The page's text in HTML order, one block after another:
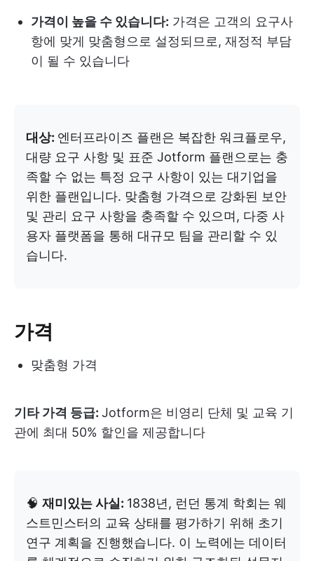
가격이 높을 수 있습니다: 가격은 고객의 요구사
항에 맞게 맞춤형으로 설정되므로, 재정적 부담
이 될 수 있습니다
대상: 엔터프라이즈 플랜은 복잡한 워크플로우,
대량 요구 사항 및 표준 Jotform 플랜으로는 충
족할 수 없는 특정 요구 사항이 있는 대기업을
위한 플랜입니다. 맞춤형 가격으로 강화된 보안
및 관리 요구 사항을 충족할 수 있으며, 다중 사
용자 플랫폼을 통해 대규모 팀을 관리할 수 있
습니다.
가격
맞춤형 가격
기타 가격 등급: Jotform은 비영리 단체 및 교육 기
관에 최대 50% 할인을 제공합니다
🧠 재미있는 사실: 1838년, 런던 통계 학회는 웨
스트민스터의 교육 상태를 평가하기 위해 초기
연구 계획을 진행했습니다. 이 노력에는 데이터